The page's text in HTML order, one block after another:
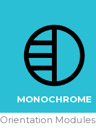
MONOCHROME
Orientation Modules